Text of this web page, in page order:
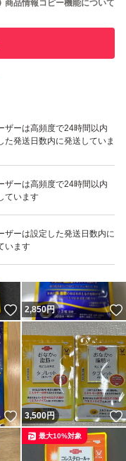
実績があります
ザーは高頻度で24時間以内
た発送日数内に発送していま
ザーは高頻度で24時間以内
ています
ザーは設定した発送日数内に
います
商品情報コピー機能について
いいね！
7,250
いいね！
2,850円
いいね！
3,500円
最大10%対象